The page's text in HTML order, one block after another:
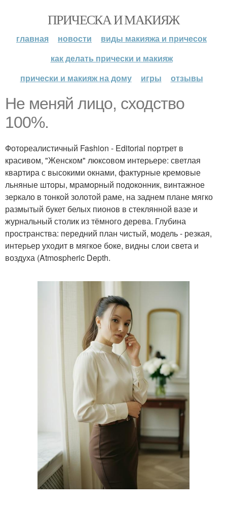
ПРИЧЕСКА И МАКИЯЖ
главная новости
виды макияжа и причесок
как делать прически и макияж
прически и макияж на дому
игры отзывы
Не меняй лицо, сходство
100%.
Фотореалистичный Fashion - Editorial портрет в
красивом, "Женском" люксовом интерьере: светлая
квартира с высокими окнами, фактурные кремовые
льняные шторы, мраморный подоконник, винтажное
зеркало в тонкой золотой раме, на заднем плане мягко
размытый букет белых пионов в стеклянной вазе и
журнальный столик из тёмного дерева. Глубина
пространства: передний план чистый, модель - резкая,
интерьер уходит в мягкое боке, видны слои света и
воздуха (Atmospheric Depth.